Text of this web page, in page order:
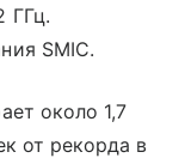
ГГц.
SMIC.
около 1,7
от рекорда в